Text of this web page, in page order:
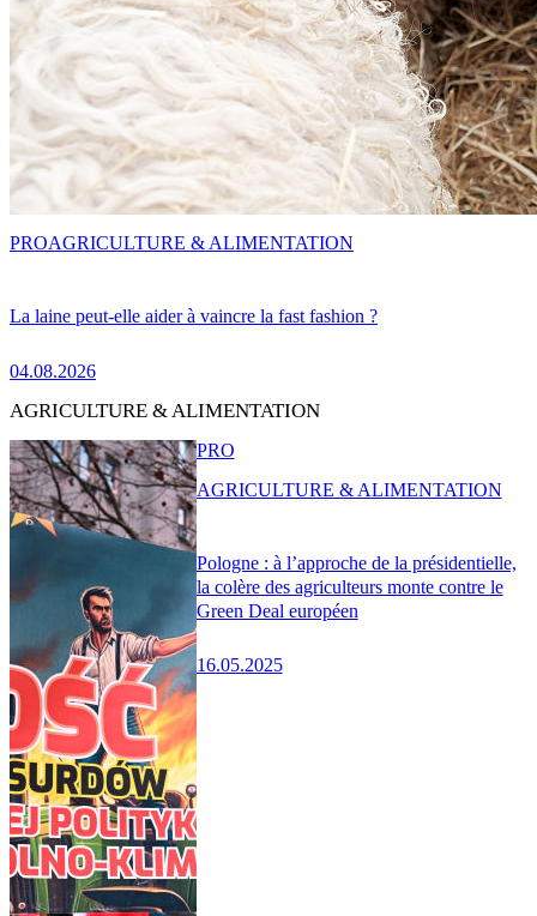
La laine peut-elle aider à vaincre la fast fashion ?
04.08.2026
PROAGRICULTURE & ALIMENTATION
AGRICULTURE & ALIMENTATION
Pologne : à l’approche de la présidentielle,
la colère des agriculteurs monte contre le
Green Deal européen
16.05.2025
PRO
AGRICULTURE & ALIMENTATION